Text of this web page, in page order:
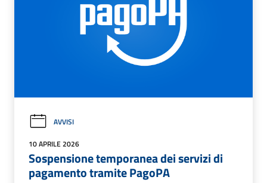
AVVISI
10 APRILE 2026
Sospensione temporanea dei servizi di
pagamento tramite PagoPA